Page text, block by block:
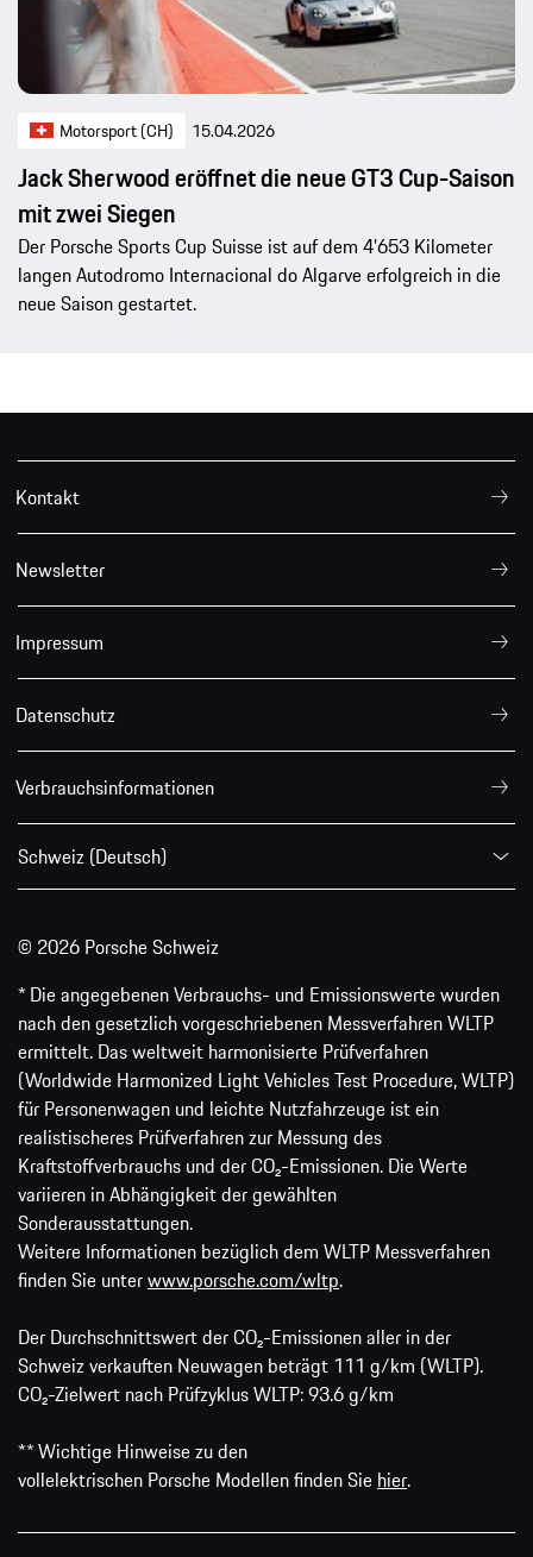
Motorsport (CH) 15.04.2026
Jack Sherwood eröffnet die neue GT3 Cup-Saison
mit zwei Siegen
Der Porsche Sports Cup Suisse ist auf dem 4’653 Kilometer
langen Autodromo Internacional do Algarve erfolgreich in die
neue Saison gestartet.
Kontakt
Newsletter
Impressum
Datenschutz
Verbrauchsinformationen
Schweiz (Deutsch)
© 2026 Porsche Schweiz
* Die angegebenen Verbrauchs- und Emissionswerte wurden
nach den gesetzlich vorgeschriebenen Messverfahren WLTP
ermittelt. Das weltweit harmonisierte Prüfverfahren
(Worldwide Harmonized Light Vehicles Test Procedure, WLTP)
für Personenwagen und leichte Nutzfahrzeuge ist ein
realistischeres Prüfverfahren zur Messung des
Kraftstoffverbrauchs und der CO₂-Emissionen. Die Werte
variieren in Abhängigkeit der gewählten
Sonderausstattungen.
Weitere Informationen bezüglich dem WLTP Messverfahren
finden Sie unterwww.porsche.com/wltp.
Der Durchschnittswert der CO₂-Emissionen aller in der
Schweiz verkauften Neuwagen beträgt 111 g/km (WLTP).
CO₂-Zielwert nach Prüfzyklus WLTP: 93.6 g/km
** Wichtige Hinweise zu den
vollelektrischen Porsche Modellen finden Sie hier.